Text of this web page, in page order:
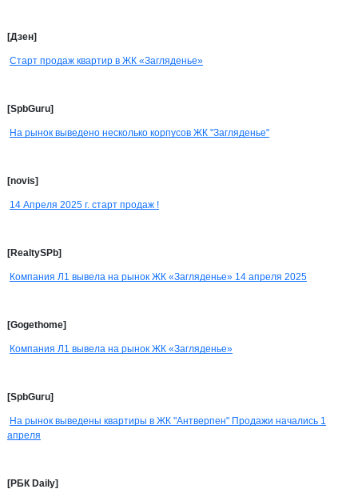
[Дзен]
Старт продаж квартир в ЖК «Загляденье»
[SpbGuru]
На рынок выведено несколько корпусов ЖК "Загляденье"
[novis]
14 Апреля 2025 г. старт продаж !
[RealtySPb]
Компания Л1 вывела на рынок ЖК «Загляденье» 14 апреля 2025
[Gogethome]
Компания Л1 вывела на рынок ЖК «Загляденье»
[SpbGuru]
На рынок выведены квартиры в ЖК "Антверпен" Продажи начались 1
апреля
[РБК Daily]